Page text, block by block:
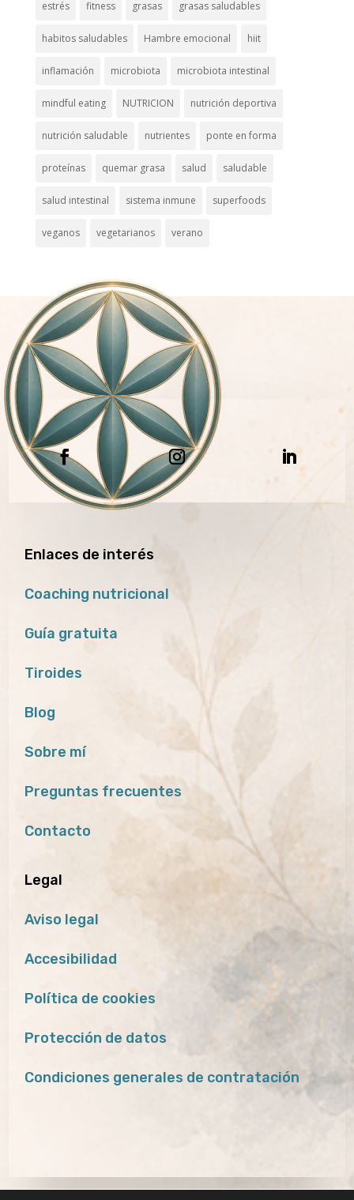
estrés fitness grasas grasas saludables
habitos saludables Hambre emocional hiit
inflamación microbiota microbiota intestinal
mindful eating NUTRICION nutrición deportiva
nutrición saludable nutrientes ponte en forma
proteínas quemar grasa salud saludable
salud intestinal sistema inmune superfoods
veganos vegetarianos verano
Enlaces de interés
Coaching nutricional
Guía gratuita
Tiroides
Blog
Sobre mí
Preguntas frecuentes
Contacto
Legal
Aviso legal
Accesibilidad
Política de cookies
Protección de datos
Condiciones generales de contratación